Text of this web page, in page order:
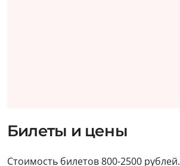
Билеты и цены
Стоимость билетов 800-2500 рублей.